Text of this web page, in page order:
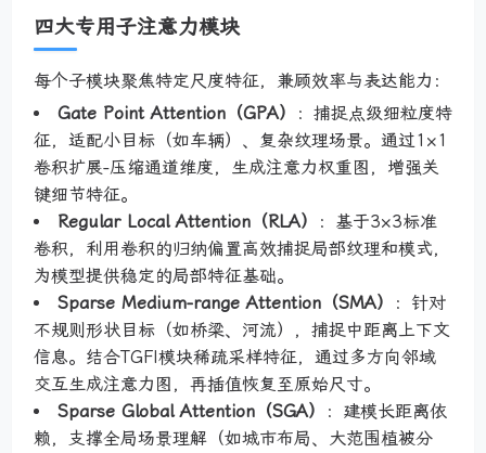
四大专用子注意力模块
每个子模块聚焦特定尺度特征，兼顾效率与表达能力：
Gate Point Attention（GPA）
：捕捉点级细粒度特
征，适配小目标（如车辆）、复杂纹理场景。通过1×1
卷积扩展-压缩通道维度，生成注意力权重图，增强关
键细节特征。
Regular Local Attention（RLA）
：基于3×3标准
卷积，利用卷积的归纳偏置高效捕捉局部纹理和模式，
为模型提供稳定的局部特征基础。
Sparse Medium-range Attention（SMA）
：针对
不规则形状目标（如桥梁、河流），捕捉中距离上下文
信息。结合TGFI模块稀疏采样特征，通过多方向邻域
交互生成注意力图，再插值恢复至原始尺寸。
Sparse Global Attention（SGA）
：建模长距离依
赖，支撑全局场景理解（如城市布局、大范围植被分